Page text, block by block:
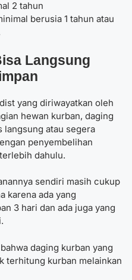
2 tahun
berusia 1 tahun atau
Langsung
yang diriwayatkan oleh
hewan kurban, daging
langsung atau segera
penyembelihan
dahulu.
sendiri masih cukup
karena ada yang
3 hari dan ada juga yang
daging kurban yang
terhitung kurban melainkan